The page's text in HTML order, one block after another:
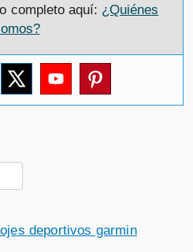
completo aquí: ¿Quiénes